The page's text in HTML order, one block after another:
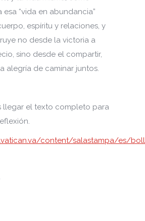
esa “vida en abundancia”
espíritu y relaciones, y
no desde la victoria a
sino desde el compartir,
alegría de caminar juntos.
llegar el texto completo para
content/salastampa/es/